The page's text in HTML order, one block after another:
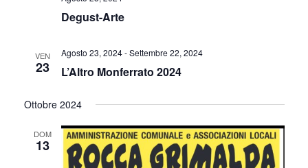
Degust-Arte
VEN
23
Agosto 23, 2024-Settembre 22, 2024
L’Altro Monferrato 2024
Ottobre 2024
DOM
13